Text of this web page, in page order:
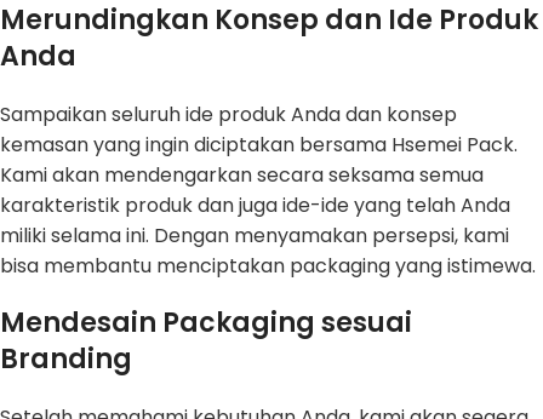
Merundingkan Konsep dan Ide Produk
Anda
Sampaikan seluruh ide produk Anda dan konsep
kemasan yang ingin diciptakan bersama Hsemei Pack.
Kami akan mendengarkan secara seksama semua
karakteristik produk dan juga ide-ide yang telah Anda
miliki selama ini. Dengan menyamakan persepsi, kami
bisa membantu menciptakan packaging yang istimewa.
Mendesain Packaging sesuai
Branding